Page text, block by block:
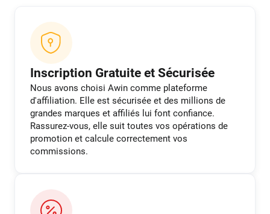
Inscription Gratuite et Sécurisée
Nous avons choisi Awin comme plateforme
d'affiliation. Elle est sécurisée et des millions de
grandes marques et affiliés lui font confiance.
Rassurez-vous, elle suit toutes vos opérations de
promotion et calcule correctement vos
commissions.